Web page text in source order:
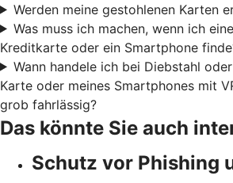
Werden meine gestohlenen Karten
Was muss ich machen, wenn ich
Kreditkarte oder ein Smartphone
Wann handele ich bei Diebstahl
Karte oder meines Smartphones mit
grob fahrlässig?
Das könnte Sie auch
Schutz vor Phishing